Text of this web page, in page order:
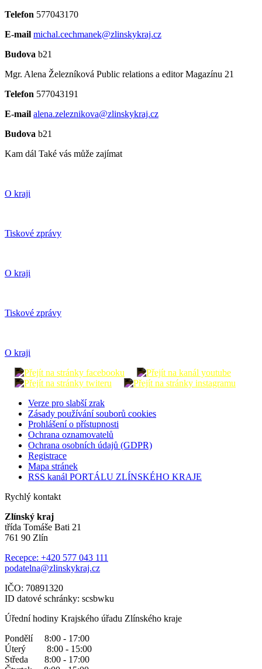
Telefon 577043170
E-mail michal.cechmanek@zlinskykraj.cz
Budova b21
Mgr. Alena Železníková Public relations a editor Magazínu 21
Telefon 577043191
E-mail alena.zeleznikova@zlinskykraj.cz
Budova b21
Kam dál Také vás může zajímat
O kraji
Tiskové zprávy
O kraji
Tiskové zprávy
O kraji
Verze pro slabší zrak
Zásady používání souborů cookies
Prohlášení o přístupnosti
Ochrana oznamovatelů
Ochrana osobních údajů (GDPR)
Registrace
Mapa stránek
RSS kanál PORTÁLU ZLÍNSKÉHO KRAJE
Rychlý kontakt
Zlínský kraj
třída Tomáše Bati 21
761 90 Zlín
Recepce: +420 577 043 111
podatelna@zlinskykraj.cz
IČO: 70891320
ID datové schránky: scsbwku
Úřední hodiny Krajského úřadu Zlínského kraje
Pondělí 8:00 - 17:00
Úterý 8:00 - 15:00
Středa 8:00 - 17:00